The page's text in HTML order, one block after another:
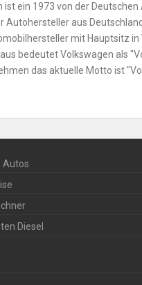
ist ein 1973 von der
Autohersteller aus
mit Hauptsitz in
bedeutet Volkswagen als
das aktuelle Motto ist
Autos
Diesel